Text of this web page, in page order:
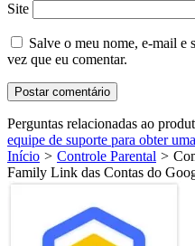
Site
Salve o meu nome, e-mail e
vez que eu comentar.
Perguntas relacionadas ao
equipe de suporte para obter
Início > Controle Parental >
Family Link das Contas do